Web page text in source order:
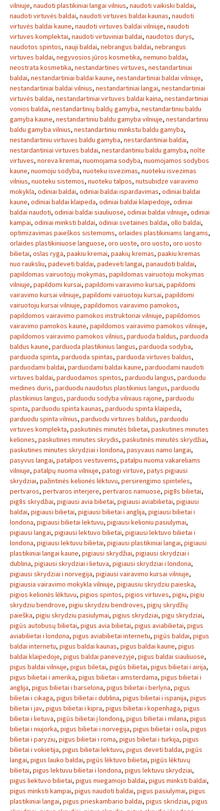
vilniuje, naudoti plastikiniai langai vilnius, naudoti vaikiski baldai,
naudoti virtuvės baldai, naudoti virtuves baldai kaunas, naudoti
virtuvės baldai kaune, naudoti virtuves baldai vilniuje, naudoti
virtuves komplektai, naudoti virtuviniai baldai, naudotos durys,
naudotos spintos, nauji baldai, nebrangus baldai, nebrangus
virtuves baldai, negyvosios jūros kosmetika, nemuno baldai,
neostrata kosmetika, nestandartines virtuves, nestandartiniai
baldai, nestandartiniai baldai kaune, nestandartiniai baldai vilniuje,
nestandartiniai baldai vilnius, nestandartiniai langai, nestandartiniai
virtuvės baldai, nestandartiniai virtuves baldai kaina, nestandartiniai
vonios baldai, nestandartinių baldų gamyba, nestandartiniu baldu
gamyba kaune, nestandartiniu baldu gamyba vilniuje, nestandartiniu
baldu gamyba vilnius, nestandartiniu minkstu baldu gamyba,
nestandartiniu virtuves baldu gamyba, nestardantiniai baldai,
nestardantiniai virtuves baldai, nestardantiniu baldu gamyba, nolte
virtuves, noreva kremai, nuomojama sodyba, nuomojamos sodybos
kaune, nuomoju sodyba, nuoteku isvezimas, nuoteku isvezimas
vilnius, nuoteku sistemos, nuoteku talpos, nutsubidze vairavimo
mokykla, odiniai baldai, odiniai baldai ispardavimas, odiniai baldai
kaune, odiniai baldai klaipeda, odiniai baldai klaipedoje, odiniai
baldai naudoti, odiniai baldai siauliuose, odiniai baldai vilniuje, odiniai
kampai, odiniai minksti baldai, odiniai svetaines baldai, ollo baldai,
optimizavimas paieškos sistemoms, orlaides plastikiniams langams,
orlaides plastikiniuose languose, oro uoste, oro uosto, oro uosto
bilietai, oslas ryga, paakiu kremai, paakių kremas, paakiu kremas
nuo rauksliu, padeveti baldai, padeveti langai, panaudoti baldai,
papildomas vairuotojų mokymas, papildomas vairuotoju mokymas
vilniuje, papildomi kursai, papildomi vairavimo kursai, papildomi
vairavimo kursai vilniuje, papildomi vairuotoju kursai, papildomi
vairuotoju kursai vilniuje, papildomos vairavimo pamokos,
papildomos vairavimo pamokos instruktoriai vilniuje, papildomos
vairavimo pamokos kaune, papildomos vairavimo pamokos vilniuje,
papildomos vairavimo pamokos vilnius, parduoda baldus, parduoda
baldus kaune, parduoda plastikinius langus, parduoda sodyba,
parduoda spinta, parduoda spintas, parduoda virtuves baldus,
parduodami baldai, parduodami baldai kaune, parduodami naudoti
virtuves baldai, parduodamos spintos, parduodu langus, parduodu
medines duris, parduodu naudotus plastikinius langus, parduodu
plastikinius langus, parduodu sodyba vilniaus rajone, parduodu
spinta, parduodu spinta kaunas, parduodu spinta klaipeda,
parduodu spinta vilnius, parduodu virtuves baldus, parduodu
virtuves komplekta, paskutinės minutės bilietai, paskutines minutes
keliones, paskutines minutes skrydis, paskutinės minutės skrydžiai,
paskutines minutes skrydziai i londona, pasyvaus namo langai,
pasyvus langai, patalpos vestuvems, patalpu nuoma vakareliams
vilniuje, patalpų nuoma vilniuje, patogi virtuve, patys pigiausi
skrydziai, pažintinės kelionės lėktuvu, persirengimo spinteles,
pertvaros, pertvaros interjere, pertvaros namuose, pig8s bilietai,
pig8s skrydžiai, pigiausi avia bilietai, pigiausi aviabilietai, pigiausi
baldai, pigiausi bilietai, pigiausi bilietai i anglija, pigiausi bilietai i
londona, pigiausi bilietai lektuvu, pigiausi kelioniu pasiulymai,
pigiausi langai, pigiausi lektuvo bilietai, pigiausi lektuvo bilietai i
londona, pigiausi lektuvu bilietai, pigiausi plastikiniai langai, pigiausi
plastikiniai langai kaune, pigiausi skrydžiai, pigiausi skrydziai i
dublina, pigiausi skrydziai i lietuva, pigiausi skrydziai i londona,
pigiausi skrydziai i norvegija, pigiausi vairavimo kursai vilniuje,
pigiausia vairavimo mokykla vilniuje, pigiausiu skrydziu paieska,
pigios kelionės lėktuvu, pigios spintos, pigios virtuves, pigiu, pigiu
skrydziu bendrove, pigiu skrydziu bendroves, pigių skrydžių
paieška, pigiu skrydziu pasiulymai, pigius skrydziai, pigu skrydziai,
pigūs autobusų bilietai, pigus avia bilietai, pigus aviabilietai, pigus
aviabilietai i londona, pigus aviabilietai internetu, pigūs baldai, pigus
baldai internetu, pigus baldai kaunas, pigus baldai kaune, pigus
baldai klaipedoje, pigus baldai panevezyje, pigus baldai siauliuose,
pigus baldai vilniuje, pigus biletai, pigūs bilietai, pigus bilietai i airija,
pigus bilietai i amerika, pigus bilietai i amsterdama, pigus bilietai i
anglija, pigus bilietai i barselona, pigus bilietai i berlyna, pigus
bilietai i cikaga, pigus bilietai i dublina, pigus bilietai i ispanija, pigus
bilietai i jav, pigus bilietai i kipra, pigus bilietai i kopenhaga, pigus
bilietai i lietuva, pigūs bilietai į londoną, pigus bilietai i milana, pigus
bilietai i niujorka, pigus bilietai i norvegija, pigus bilietai i osla, pigus
bilietai i paryziu, pigus bilietai i roma, pigus bilietai i turkija, pigus
bilietai i vokietija, pigus bilietai lektuvu, pigus deveti baldai, pigūs
langai, pigus lauko baldai, pigūs lėktuvo bilietai, pigūs lėktuvų
bilietai, pigus lektuvu bilietai i londona, pigus lektuvu skrydziai,
pigus liektuvo bilietai, pigus miegamojo baldai, pigus minksti baldai,
pigus minksti kampai, pigus naudoti baldai, pigus pasiulymai, pigus
plastikiniai langai, pigus prieskambario baldai, pigus skridziai, pigus